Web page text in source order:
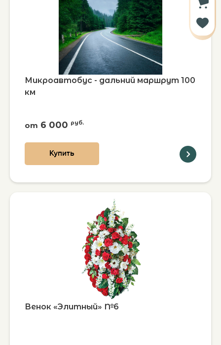
Микроавтобус - дальний маршрут 100
км
от 6 000 руб.
Купить
Венок «Элитный» №6